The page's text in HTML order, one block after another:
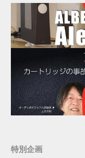
特別企画